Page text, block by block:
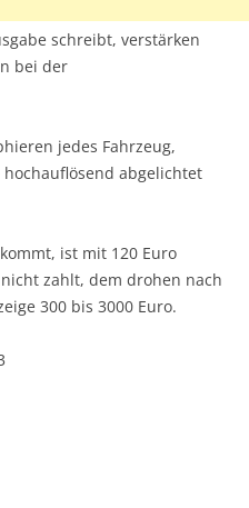
schreibt, verstärken
bei der
jedes Fahrzeug,
abgelichtet
ist mit 120 Euro
zahlt, dem drohen nach
300 bis 3000 Euro.